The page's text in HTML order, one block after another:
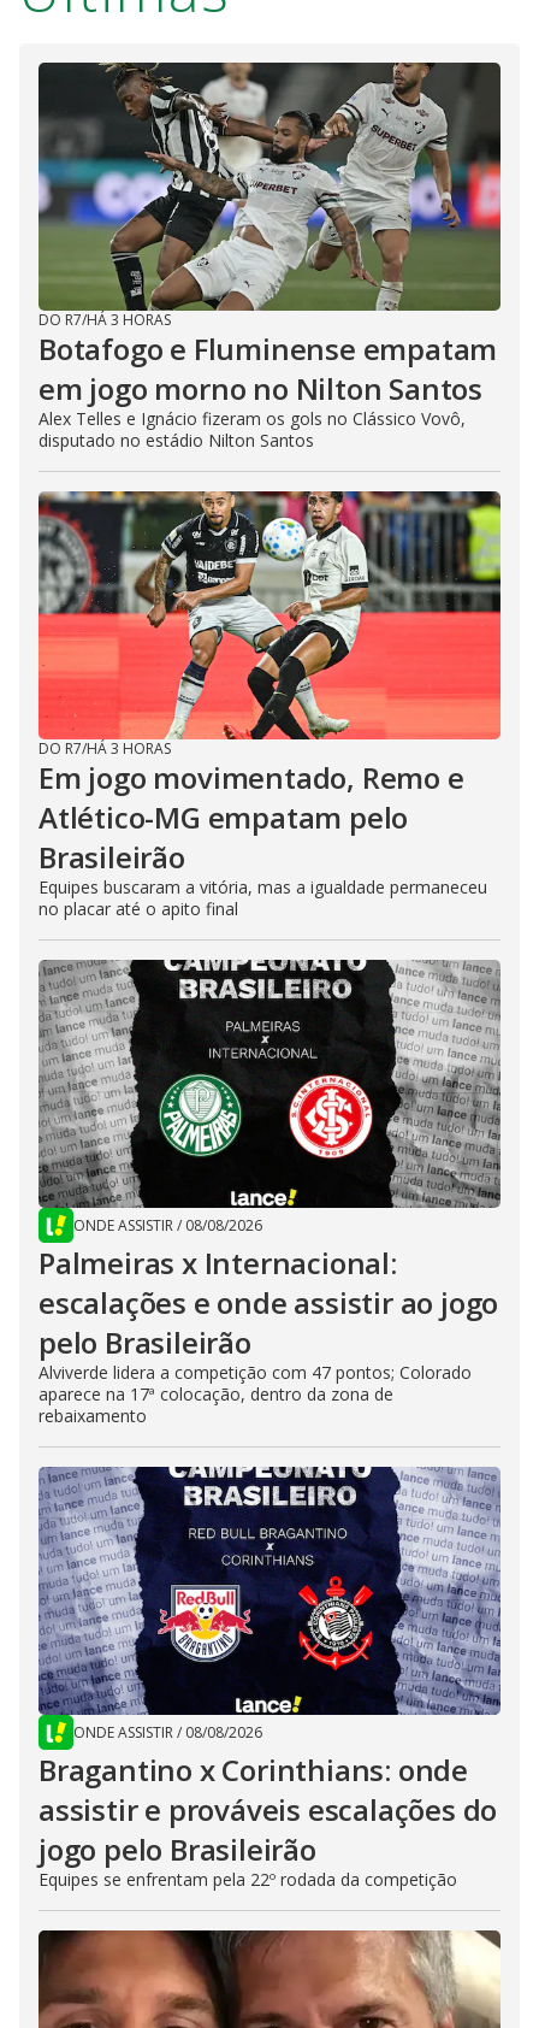
DO R7/HÁ 3 HORAS
Botafogo e Fluminense empatam
em jogo morno no Nilton Santos
Alex Telles e Ignácio fizeram os gols no Clássico Vovô,
disputado no estádio Nilton Santos
DO R7/HÁ 3 HORAS
Em jogo movimentado, Remo e
Atlético-MG empatam pelo
Brasileirão
Equipes buscaram a vitória, mas a igualdade permaneceu
no placar até o apito final
ONDE ASSISTIR/ 08/08/2026
Palmeiras x Internacional:
escalações e onde assistir ao jogo
pelo Brasileirão
Alviverde lidera a competição com 47 pontos; Colorado
aparece na 17ª colocação, dentro da zona de
rebaixamento
ONDE ASSISTIR/ 08/08/2026
Bragantino x Corinthians: onde
assistir e prováveis escalações do
jogo pelo Brasileirão
Equipes se enfrentam pela 22º rodada da competição